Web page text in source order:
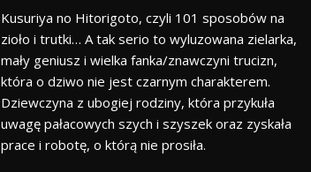
Kusuriya no Hitorigoto, czyli 101 sposobów na
zioło i trutki… A tak serio to wyluzowana zielarka,
mały geniusz i wielka fanka/znawczyni trucizn,
która o dziwo nie jest czarnym charakterem.
Dziewczyna z ubogiej rodziny, która przykuła
uwagę pałacowych szych i szyszek oraz zyskała
prace i robotę, o którą nie prosiła.